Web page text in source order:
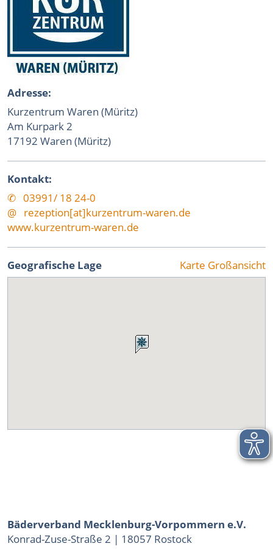
Adresse:
Kurzentrum Waren (Müritz)
Am Kurpark 2
17192 Waren (Müritz)
Kontakt:
✆ 03991/ 18 24-0
@ rezeption[at]kurzentrum-waren.de
www.kurzentrum-waren.de
Geografische Lage Karte Großansicht
Bäderverband Mecklenburg-Vorpommern e.V.
Konrad-Zuse-Straße 2 | 18057 Rostock